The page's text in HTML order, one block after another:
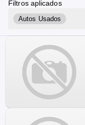
Filtros aplicados
Autos Usados